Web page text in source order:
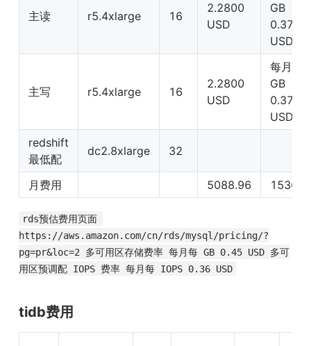
主读 r5.4xlarge 16
2.2800
USD
GB
0.375
USD
主写 r5.4xlarge 16
2.2800
USD
每月每
GB
0.375
USD
redshift
最低配
dc2.8xlarge 32
月费用 5088.96 1536
rds预估费用页面
https://aws.amazon.com/cn/rds/mysql/pricing/?
pg=pr&loc=2 多可用区存储费率 每月每 GB 0.45 USD 多可
用区预调配 IOPS 费率 每月每 IOPS 0.36 USD
tidb费用